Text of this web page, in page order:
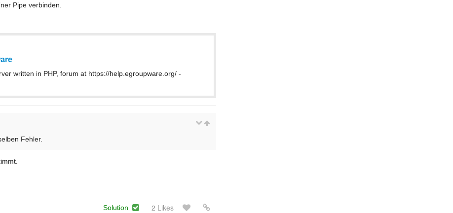
Pipe verbinden.
written in PHP, forum at https://help.egroupware.org/ -
Fehler.
Solution 2 Likes